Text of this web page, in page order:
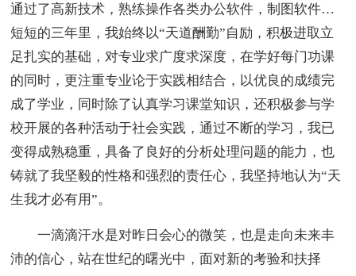
通过了高新技术，熟练操作各类办公软件，制图软件…
短短的三年里，我始终以“天道酬勤”自励，积极进取立
足扎实的基础，对专业求广度求深度，在学好每门功课
的同时，更注重专业论于实践相结合，以优良的成绩完
成了学业，同时除了认真学习课堂知识，还积极参与学
校开展的各种活动于社会实践，通过不断的学习，我已
变得成熟稳重，具备了良好的分析处理问题的能力，也
铸就了我坚毅的性格和强烈的责任心，我坚持地认为“天
生我才必有用”。
一滴滴汗水是对昨日会心的微笑，也是走向未来丰
沛的信心，站在世纪的曙光中，面对新的考验和扶择